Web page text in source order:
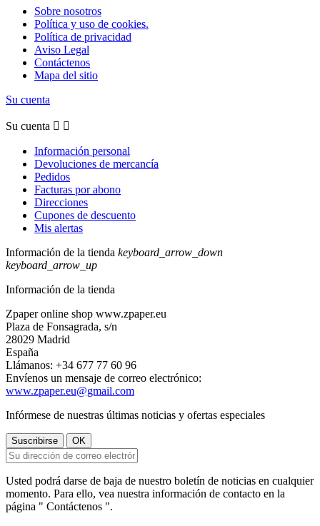
Sobre nosotros
Política y uso de cookies.
Política de privacidad
Aviso Legal
Contáctenos
Mapa del sitio
Su cuenta
Su cuenta  
Información personal
Devoluciones de mercancía
Pedidos
Facturas por abono
Direcciones
Cupones de descuento
Mis alertas
Información de la tienda keyboard_arrow_down
keyboard_arrow_up
Información de la tienda
Zpaper online shop www.zpaper.eu
Plaza de Fonsagrada, s/n
28029 Madrid
España
Llámanos: +34 677 77 60 96
Envíenos un mensaje de correo electrónico:
www.zpaper.eu@gmail.com
Infórmese de nuestras últimas noticias y ofertas especiales
Usted podrá darse de baja de nuestro boletín de noticias en cualquier
momento. Para ello, vea nuestra información de contacto en la
página " Contáctenos ".